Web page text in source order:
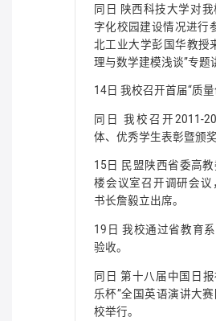
同日 陕西科技大学对
字化校园建设情况进行
北工业大学彭国华教授
理与数学建模浅谈”专题
14日 我校召开首届“质量
同日 我校召开2011-
体、优秀学生表彰暨颁奖
15日 民盟陕西省委高
楼会议室召开调研会
书长詹毅立出席。
19日 我校通过省教育
验收。
同日 第十八届中国日
乐杯”全国英语演讲大
校举行。